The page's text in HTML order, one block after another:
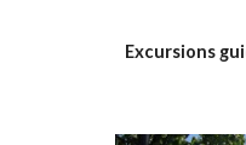
Excursions